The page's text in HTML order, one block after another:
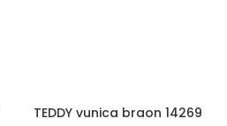
TEDDY vunica braon 14269